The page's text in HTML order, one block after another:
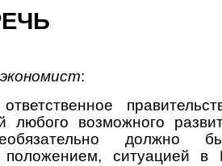
экономист:
любого возможного
должно
положением, ситуацией